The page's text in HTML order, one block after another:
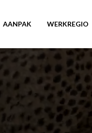
AANPAK WERKREGIO